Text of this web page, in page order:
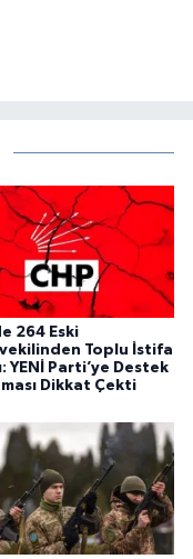
264 Eski
Toplu İstifa
YENİ Parti’ye Destek
Dikkat Çekti